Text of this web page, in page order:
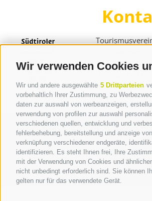
Wir verwenden Cookies
Wir und andere ausgewählte 5 Drittparteien
vorbehaltlich Ihrer Zustimmung, zu
daten zur auswahl von werbeanzeigen,
verwendung von profilen zur auswahl
verschiedenen quellen, entwicklung und
fehlerbehebung, bereitstellung und anzeige
verknüpfung verschiedener endgeräte,
identifizieren. Es steht Ihnen frei, Ihre
mit der Verwendung von Cookies und
nicht unbedingt erforderlich sind. Sie können
gelten nur für das verwendete Gerät.
I - 39018